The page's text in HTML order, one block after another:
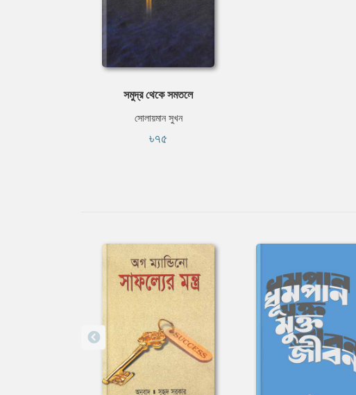
সমুদ্র থেকে সমতলে
সোলায়মান সুখন
৳৭৫